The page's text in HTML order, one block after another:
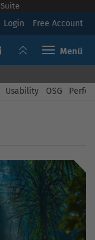
Login Free Account
Toggle
Usability OSG